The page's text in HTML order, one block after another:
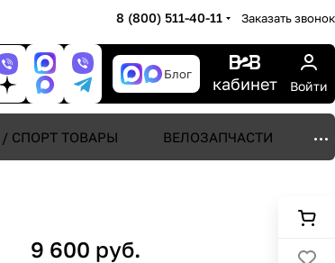
8 (800) 511-40-11 Заказать звонок
Блог кабинет Войти
СПОРТ ТОВАРЫ ВЕЛОЗАПЧАСТИ
9 600 руб.